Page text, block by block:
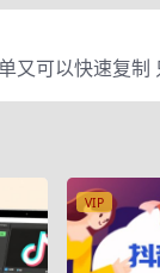
又可以快速复制
VIP